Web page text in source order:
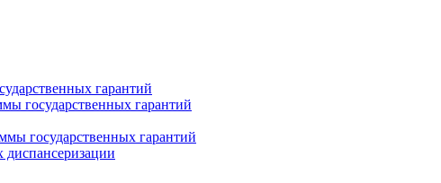
гарантий
государственных гарантий
государственных гарантий
диспансеризации